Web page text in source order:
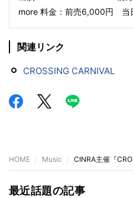
more 料金：前売6,000円 当
関連リンク
CROSSING CARNIVAL
HOME Music CINRA主催『
最近話題の記事